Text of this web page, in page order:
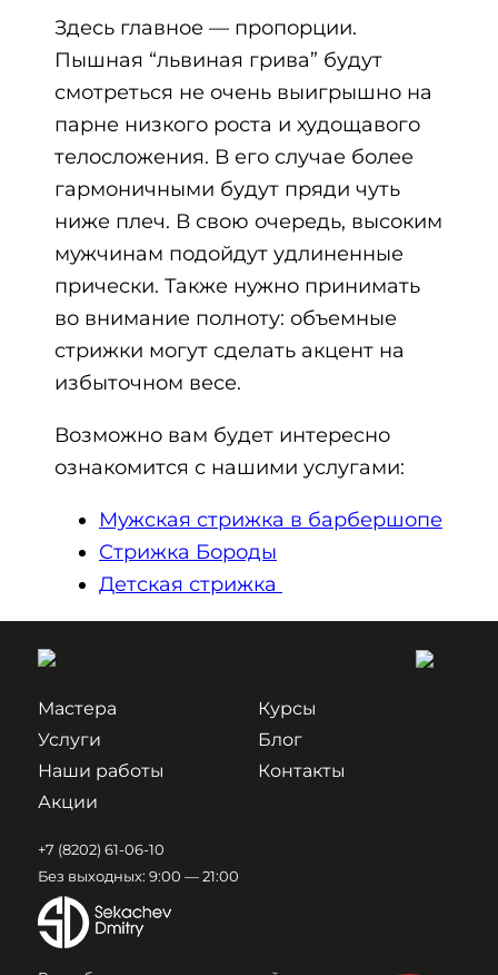
Здесь главное — пропорции.
Пышная “львиная грива” будут
смотреться не очень выигрышно на
парне низкого роста и худощавого
телосложения. В его случае более
гармоничными будут пряди чуть
ниже плеч. В свою очередь, высоким
мужчинам подойдут удлиненные
прически. Также нужно принимать
во внимание полноту: объемные
стрижки могут сделать акцент на
избыточном весе.
Возможно вам будет интересно
ознакомится с нашими услугами:
Мужская стрижка в барбершопе
Стрижка Бороды
Детская стрижка
Мастера
Услуги
Наши работы
Акции
Курсы
Блог
Контакты
+7 (8202) 61-06-10
Без выходных: 9:00 — 21:00